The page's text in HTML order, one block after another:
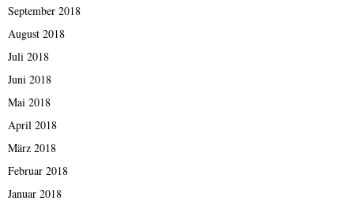
September 2018
August 2018
Juli 2018
Juni 2018
Mai 2018
April 2018
März 2018
Februar 2018
Januar 2018